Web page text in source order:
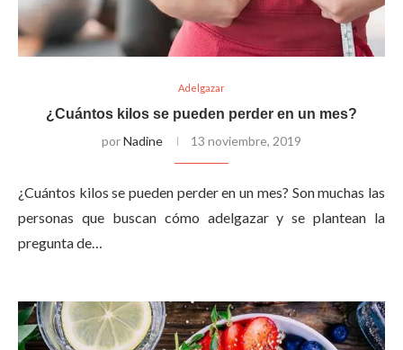
Adelgazar
¿Cuántos kilos se pueden perder en un mes?
porNadine 13 noviembre, 2019
¿Cuántos kilos se pueden perder en un mes? Son muchas las
personas que buscan cómo adelgazar y se plantean la
pregunta de…